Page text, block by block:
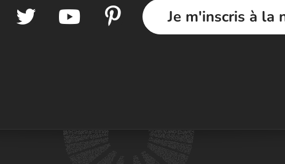
Je m'inscris à la